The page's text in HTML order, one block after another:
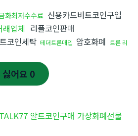
화최저수수료 신용카드비트코인구입
래업체 리플코인판매
코인세탁 테더트론매입 암호화폐 트론 리
싫어요 0
알트코인구매 가상화폐선물